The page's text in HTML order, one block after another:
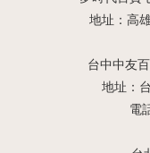
地址：高
台中中友
地址：
電